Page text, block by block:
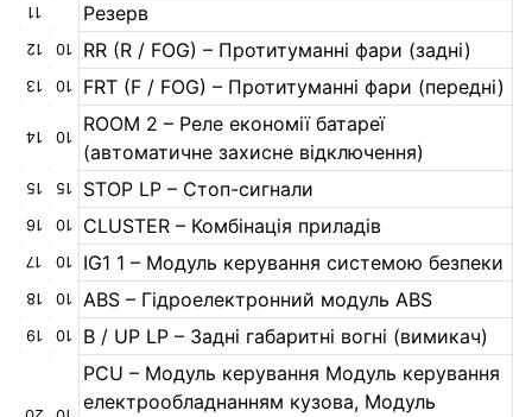
11 Резерв
12 10 RR (R / FOG) – Протитуманні фари (задні)
13 10 FRT (F / FOG) – Протитуманні фари (передні)
14 10
ROOM 2 – Реле економії батареї
(автоматичне захисне відключення)
15 15 STOP LP – Стоп-сигнали
16 10 CLUSTER – Комбінація приладів
17 10 IG1 1 – Модуль керування системою безпеки
18 10 ABS – Гідроелектронний модуль ABS
19 10 B / UP LP – Задні габаритні вогні (вимикач)
PCU – Модуль керування Модуль керування
електрообладнанням кузова, Модуль